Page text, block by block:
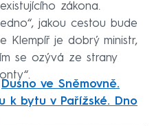
zákona.
jakou cestou bude
Klempíř je dobrý ministr,
se ozývá ze strany
Dusno ve Sněmovně.
k bytu v Pařížské. Dno